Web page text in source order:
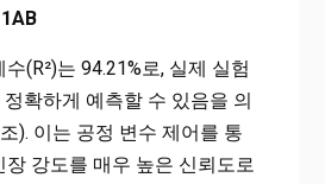
(R²)는 94.21%로, 실제 실험
확하게 예측할 수 있음을 의
). 이는 공정 변수 제어를 통
강도를 매우 높은 신뢰도로